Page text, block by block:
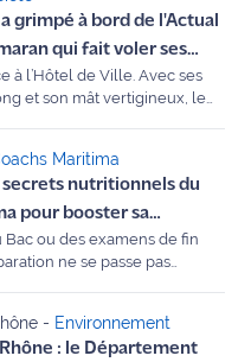
Ugo Tricarico,
nous aide à y voir plus
grimpé à bord de l'Actual
qui fait voler ses
à l’Hôtel de Ville. Avec ses
et son mât vertigineux, le
vie à bord spartiate
notre reporter Michel
à bord de cette
avant son départ prévu ce
Maritima
secrets nutritionnels du
pour booster sa
Bac ou des examens de fin
ne se passe pas
la différence sur la mémoire
notre chronique "Le
- Environnement
: le Département